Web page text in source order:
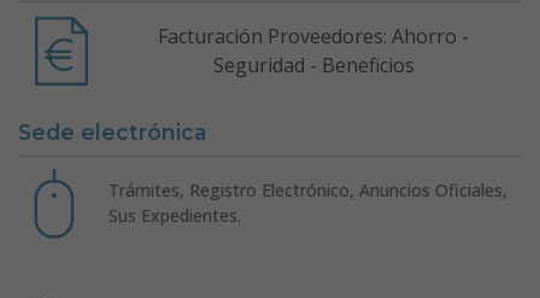
Facturación Proveedores: Ahorro -
Seguridad - Beneficios
Sede electrónica
Trámites, Registro Electrónico, Anuncios Oficiales,
Sus Expedientes.